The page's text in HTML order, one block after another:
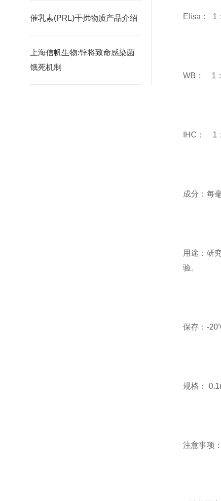
催乳素(PRL)干扰物质产品介绍
上海信帆生物:锌将致命感染菌
饿死机制
Elisa： 1
WB： 1
IHC： 1
成分：每
用途：研
验。
保存：-
规格：
注意事项